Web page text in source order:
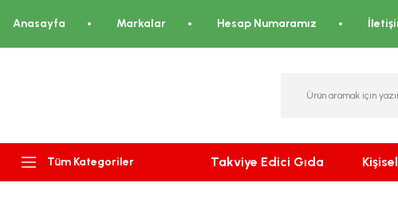
Anasayfa Markalar Hesap Numaramız
Tüm Kategoriler Takviye Edici Gıda